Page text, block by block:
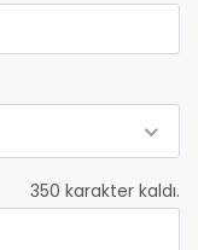
350 karakter kaldı.